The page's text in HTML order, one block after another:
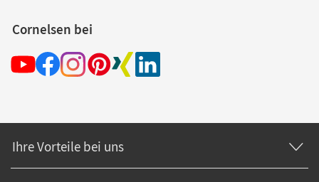
Cornelsen bei
Ihre Vorteile bei uns